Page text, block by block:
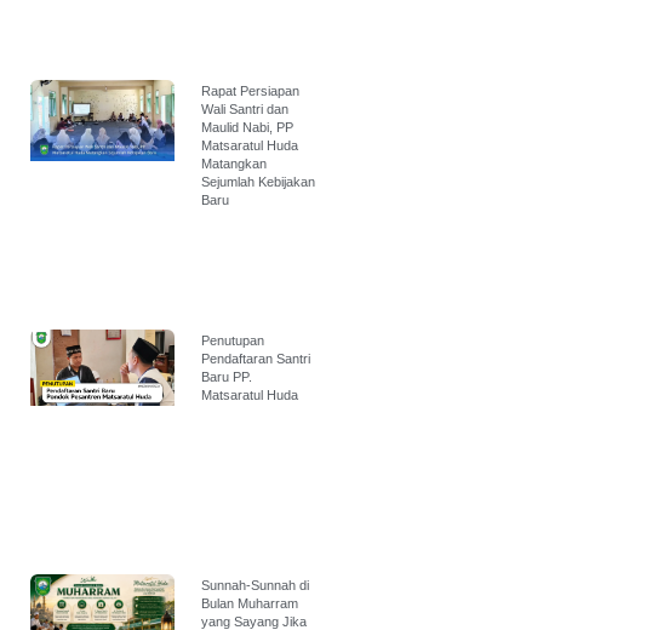
Rapat Persiapan
Wali Santri dan
Maulid Nabi, PP
Matsaratul Huda
Matangkan
Sejumlah Kebijakan
Baru
Penutupan
Pendaftaran Santri
Baru PP.
Matsaratul Huda
Sunnah-Sunnah di
Bulan Muharram
yang Sayang Jika